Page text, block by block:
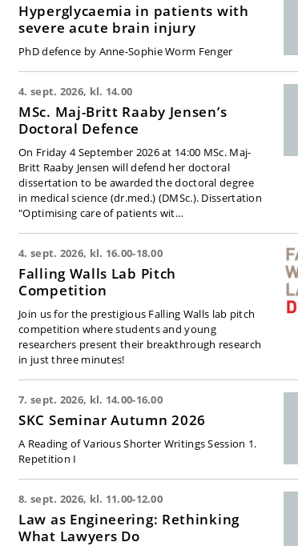
Hyperglycaemia in patients with
severe acute brain injury
PhD defence by Anne-Sophie Worm Fenger
4. sept. 2026, kl. 14.00
MSc. Maj-Britt Raaby Jensen’s
Doctoral Defence
On Friday 4 September 2026 at 14:00 MSc. Maj-
Britt Raaby Jensen will defend her doctoral
dissertation to be awarded the doctoral degree
in medical science (dr.med.) (DMSc.). Dissertation
"Optimising care of patients wit…
4. sept. 2026, kl. 16.00-18.00
Falling Walls Lab Pitch
Competition
Join us for the prestigious Falling Walls lab pitch
competition where students and young
researchers present their breakthrough research
in just three minutes!
7. sept. 2026, kl. 14.00-16.00
SKC Seminar Autumn 2026
A Reading of Various Shorter Writings Session 1.
Repetition I
8. sept. 2026, kl. 11.00-12.00
Law as Engineering: Rethinking
What Lawyers Do